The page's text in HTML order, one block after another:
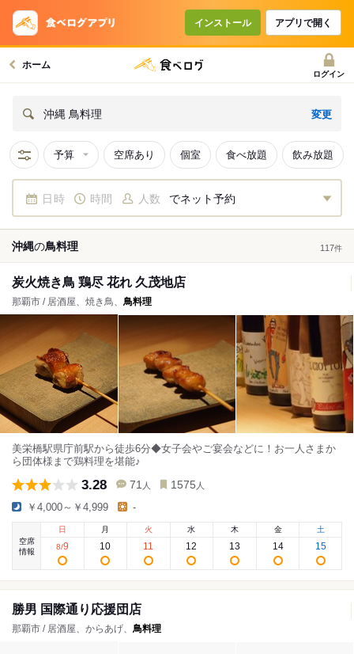
インストール アプリで開く
ホーム
ログイン
沖縄 鳥料理 変更
予算 空席あり 個室 食べ放題 飲み放題
日時 時間 人数 でネット予約
沖縄の鳥料理 117件
炭火焼き鳥 鶏尽 花れ 久茂地店
那覇市 / 居酒屋、焼き鳥、 鳥料理
美栄橋駅県庁前駅から徒歩6分◆女子会やご宴会などに！お一人さまか
ら団体様まで鶏料理を堪能♪
3.28 71 人 1575 人
￥4,000～￥4,999 -
空席
情報
日
8/9
月
10
火
11
水
12
木
13
金
14
土
15
勝男 国際通り応援団店
那覇市 / 居酒屋、からあげ、 鳥料理